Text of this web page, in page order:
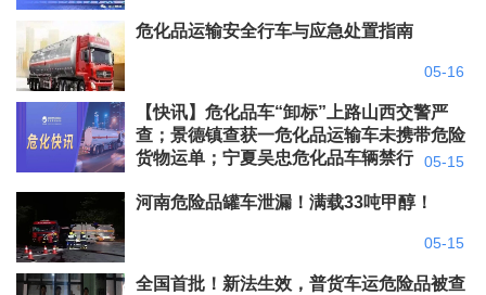
危化品运输安全行车与应急处置指南
05-16
【快讯】危化品车“卸标”上路山西交警严
查；景德镇查获一危化品运输车未携带危险
货物运单；宁夏吴忠危化品车辆禁行
05-15
河南危险品罐车泄漏！满载33吨甲醇！
05-15
全国首批！新法生效，普货车运危险品被查